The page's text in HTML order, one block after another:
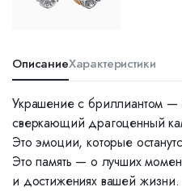
ОписаниеХарактеристики
Украшение с бриллиантом —
сверкающий драгоценный
Это эмоции, которые
Это память — о лучших
и достижениях вашей жизни.